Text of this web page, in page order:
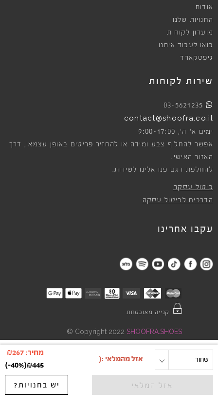
שחור מידה
מחיר: ₪267
₪445
(
-40%
)
אזל המלאי יש בחנויות?
אודות
החנויות שלנו
מועדון לקוחות
בואו לעבוד איתנו
גיפטקארד
שירות לקוחות
03-5621235
contact@shoofra.co.il
ימים א׳-ה׳, 9:00-17:00
אפשר להחליף צבע ומידה או להחזיר פריטים באופן עצמאי, דרך
האזור האישי.
להחלפת דגם פנו אלינו לשירות.
ביטול עסקה
הדרכים לביטול עסקה
עקבו אחרינו
קנייה מאובטחת
Copyright 2022 SHOOFRA.SHOES
©